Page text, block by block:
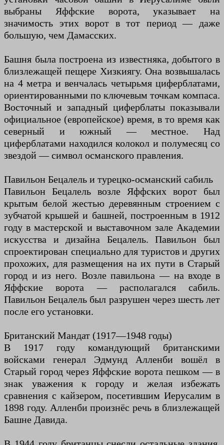
выбраны Яффские ворота, указывает на
значимость этих ворот в тот период — даже
большую, чем Дамасских.
Башня была построена из известняка, добытого в
близлежащей пещере Хизкиягу. Она возвышалась
на 4 метра и венчалась четырьмя циферблатами,
ориентированными по ключевым точкам компаса.
Восточный и западный циферблаты показывали
официальное (европейское) время, в то время как
северный и южный — местное. Над
циферблатами находился колокол и полумесяц со
звездой — символ османского правления.
Павильон Бецалель и турецко-османский сабиль
Павильон Бецалель возле Яффских ворот был
крытым белой жестью деревянным строением с
зубчатой крышей и башней, построенным в 1912
году в мастерской и выставочном зале Академии
искусства и дизайна Бецалель. Павильон был
спроектирован специально для туристов и других
прохожих, для размещения на их пути в Старый
город и из него. Возле павильона — на входе в
Яффские ворота — располагался сабиль.
Павильон Бецалель был разрушен через шесть лет
после его установки.
Британский Мандат (1917—1948 годы)
В 1917 году командующий британскими
войсками генерал Эдмунд Алленби вошёл в
Старый город через Яффские ворота пешком — в
знак уважения к городу и желая избежать
сравнения с кайзером, посетившим Иерусалим в
1898 году. Алленби произнёс речь в близлежащей
Башне Давида.